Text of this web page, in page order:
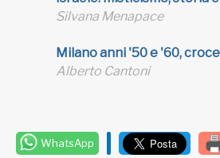
Silvana Menapace
Milano anni '50 e '60,
Alberto Cantoni
WhatsApp